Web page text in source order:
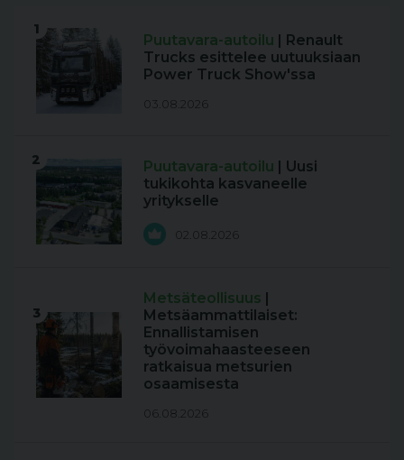
1
Puutavara-autoilu | Renault
Trucks esittelee uutuuksiaan
Power Truck Show'ssa
03.08.2026
2 Puutavara-autoilu | Uusi
tukikohta kasvaneelle
yritykselle
02.08.2026
3
Metsäteollisuus |
Metsäammattilaiset:
Ennallistamisen
työvoimahaasteeseen
ratkaisua metsurien
osaamisesta
06.08.2026